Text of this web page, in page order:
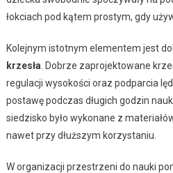
łokciach pod kątem prostym, gdy
Kolejnym istotnym elementem jest
krzesła . Dobrze zaprojektowane
regulacji wysokości oraz podparcia
postawę podczas długich godzin
siedzisko było wykonane z
nawet przy dłuższym korzystaniu.
W organizacji przestrzeni do nauki